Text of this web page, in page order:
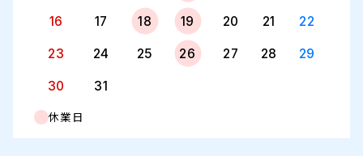
16 17 18 19 20 21 22
23 24 25 26 27 28 29
30 31
休業日